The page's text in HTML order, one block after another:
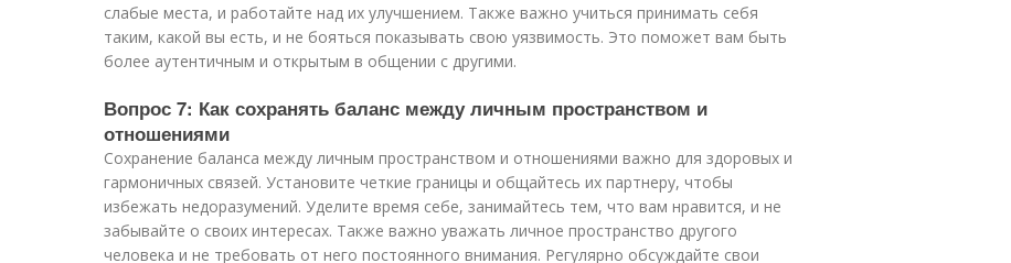
слабые места, и работайте над их улучшением. Также важно учиться принимать себя
таким, какой вы есть, и не бояться показывать свою уязвимость. Это поможет вам быть
более аутентичным и открытым в общении с другими.
Вопрос 7: Как сохранять баланс между личным пространством и
отношениями
Сохранение баланса между личным пространством и отношениями важно для здоровых и
гармоничных связей. Установите четкие границы и общайтесь их партнеру, чтобы
избежать недоразумений. Уделите время себе, занимайтесь тем, что вам нравится, и не
забывайте о своих интересах. Также важно уважать личное пространство другого
человека и не требовать от него постоянного внимания. Регулярно обсуждайте свои